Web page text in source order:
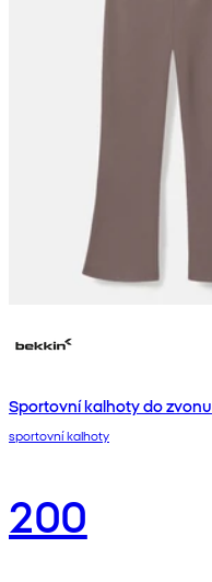
Sportovní kalhoty do zvonu
sportovní kalhoty
200